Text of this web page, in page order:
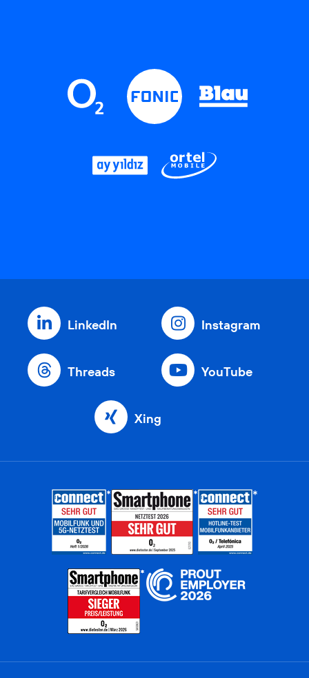
LinkedIn Instagram
Threads YouTube
Xing